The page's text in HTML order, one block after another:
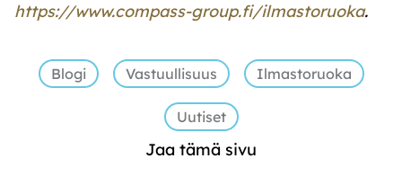
https://www.compass-group.fi/ilmastoruoka.
Blogi Vastuullisuus Ilmastoruoka
Uutiset
Jaa tämä sivu